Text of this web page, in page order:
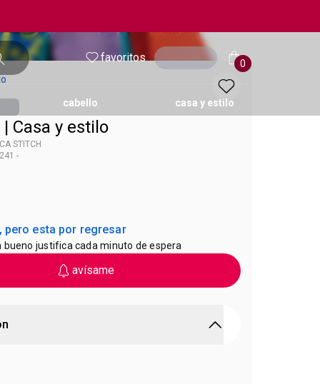
favoritos entrar 0
cabello casa y estilo
Casa y estilo
STITCH
-
& Estilo
pero esta por regresar
bueno justifica cada minuto de espera
avísame